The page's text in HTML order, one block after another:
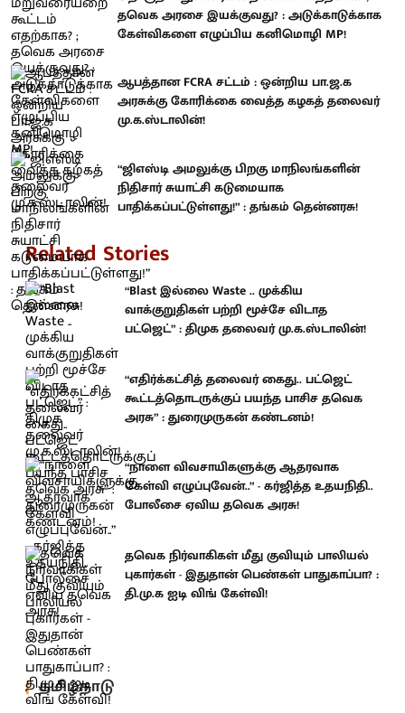
தவெக அரசை இயக்குவது? : அடுக்காடுக்காக
கேள்விகளை எழுப்பிய கனிமொழி MP!
ஆபத்தான FCRA சட்டம் : ஒன்றிய பா.ஜ.க
அரசுக்கு கோரிக்கை வைத்த கழகத் தலைவர்
மு.க.ஸ்டாலின்!
“ஜிஎஸ்டி அமலுக்கு பிறகு மாநிலங்களின்
நிதிசார் சுயாட்சி கடுமையாக
பாதிக்கப்பட்டுள்ளது!” : தங்கம் தென்னரசு!
Related Stories
“Blast இல்லை Waste .. முக்கிய
வாக்குறுதிகள் பற்றி மூச்சே விடாத
பட்ஜெட்” : திமுக தலைவர் மு.க.ஸ்டாலின்!
“எதிர்க்கட்சித் தலைவர் கைது.. பட்ஜெட்
கூட்டத்தொடருக்குப் பயந்த பாசிச தவெக
அரசு” : துரைமுருகன் கண்டனம்!
“நாளை விவசாயிகளுக்கு ஆதரவாக
கேள்வி எழுப்புவேன்..” - கர்ஜித்த உதயநிதி..
போலீசை ஏவிய தவெக அரசு!
தவெக நிர்வாகிகள் மீது குவியும் பாலியல்
புகார்கள் - இதுதான் பெண்கள் பாதுகாப்பா? :
தி.மு.க ஐடி விங் கேள்வி!
தமிழ்நாடு